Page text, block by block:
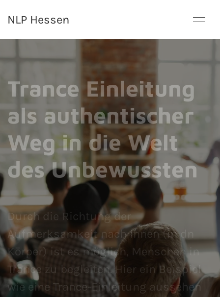
NLP Hessen
Trance Einleitung
als authentischer
Weg in die Welt
des Unbewussten
Durch die Richtung der
Aufmerksamkeit nach innen (in dn
Körper) ist es möglich, Menschen in
Trance zu begleiten. Hier ein Beispiel
wie eine Trance-Einleitung aussehen